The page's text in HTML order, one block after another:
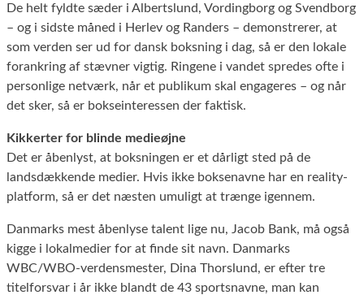
De helt fyldte sæder i Albertslund, Vordingborg og Svendborg
– og i sidste måned i Herlev og Randers – demonstrerer, at
som verden ser ud for dansk boksning i dag, så er den lokale
forankring af stævner vigtig. Ringene i vandet spredes ofte i
personlige netværk, når et publikum skal engageres – og når
det sker, så er bokseinteressen der faktisk.
Kikkerter for blinde medieøjne
Det er åbenlyst, at boksningen er et dårligt sted på de
landsdækkende medier. Hvis ikke boksenavne har en reality-
platform, så er det næsten umuligt at trænge igennem.
Danmarks mest åbenlyse talent lige nu, Jacob Bank, må også
kigge i lokalmedier for at finde sit navn. Danmarks
WBC/WBO-verdensmester, Dina Thorslund, er efter tre
titelforsvar i år ikke blandt de 43 sportsnavne, man kan